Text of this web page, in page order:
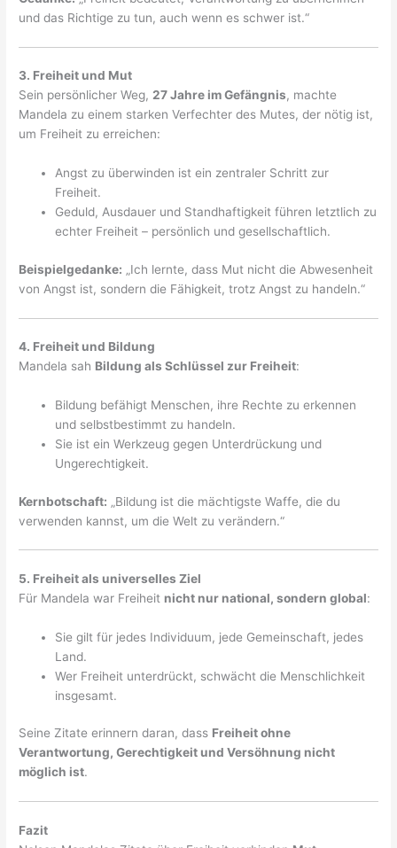
und das Richtige zu tun, auch wenn es schwer ist.“
3. Freiheit und Mut
Sein persönlicher Weg,27 Jahre im Gefängnis, machte
Mandela zu einem starken Verfechter des Mutes, der nötig ist,
um Freiheit zu erreichen:
Angst zu überwinden ist ein zentraler Schritt zur
Freiheit.
Geduld, Ausdauer und Standhaftigkeit führen letztlich zu
echter Freiheit – persönlich und gesellschaftlich.
Beispielgedanke: „Ich lernte, dass Mut nicht die Abwesenheit
von Angst ist, sondern die Fähigkeit, trotz Angst zu handeln.“
4. Freiheit und Bildung
Mandela sah Bildung als Schlüssel zur Freiheit:
Bildung befähigt Menschen, ihre Rechte zu erkennen
und selbstbestimmt zu handeln.
Sie ist ein Werkzeug gegen Unterdrückung und
Ungerechtigkeit.
Kernbotschaft: „Bildung ist die mächtigste Waffe, die du
verwenden kannst, um die Welt zu verändern.“
5. Freiheit als universelles Ziel
Für Mandela war Freiheit nicht nur national, sondern global:
Sie gilt für jedes Individuum, jede Gemeinschaft, jedes
Land.
Wer Freiheit unterdrückt, schwächt die Menschlichkeit
insgesamt.
Seine Zitate erinnern daran, dass Freiheit ohne
Verantwortung, Gerechtigkeit und Versöhnung nicht
möglich ist.
Fazit